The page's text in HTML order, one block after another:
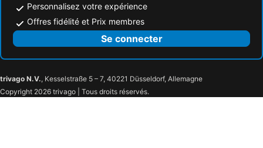
Personnalisez votre expérience
Offres fidélité et Prix membres
Se connecter
trivago N.V., Kesselstraße 5 – 7, 40221 Düsseldorf, Allemagne
Copyright 2026 trivago | Tous droits réservés.